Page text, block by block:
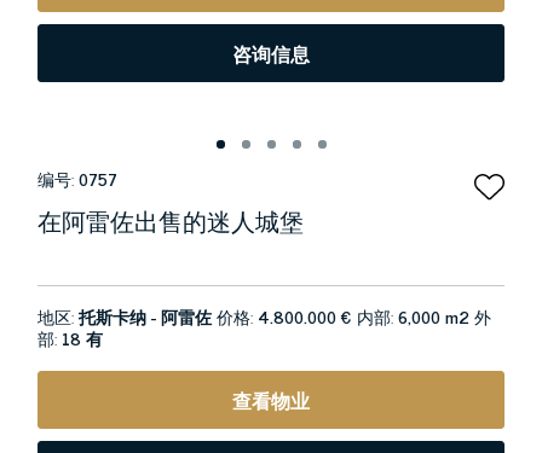
咨询信息
编号:0757
在阿雷佐出售的迷人城堡
地区:托斯卡纳 - 阿雷佐价格: 4.800.000 € 内部:6,000 m2外
部: 18 有
查看物业